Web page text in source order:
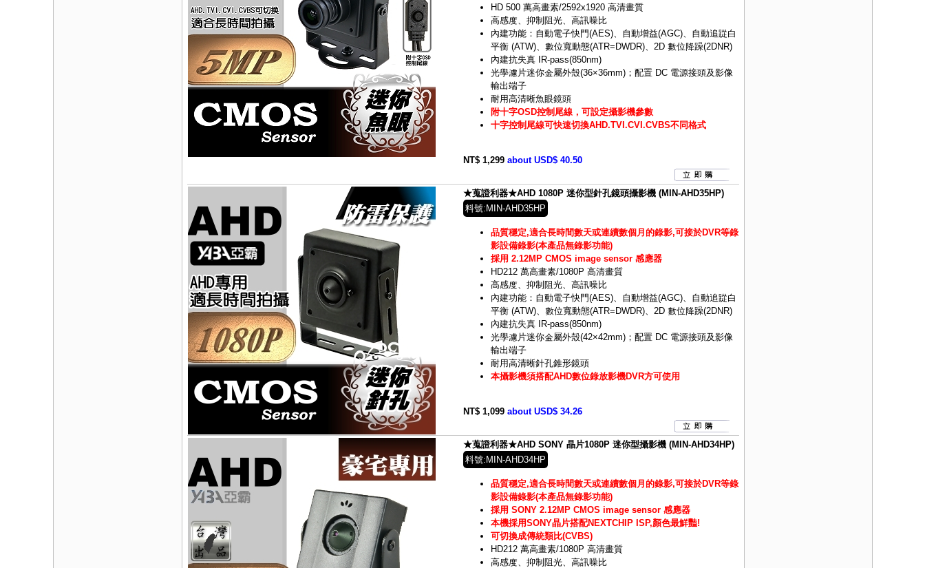
HD 500 萬高畫素/2592x1920 高清畫質
高感度、抑制阻光、高訊噪比
內建功能：自動電子快門(AES)、自動增益(AGC)、自動追踨白
平衡 (ATW)、數位寬動態(ATR=DWDR)、2D 數位降躁(2DNR)
內建抗失真 IR-pass(850nm)
光學濾片迷你金屬外殼(36×36mm)；配置 DC 電源接頭及影像
輸出端子
耐用高清晰魚眼鏡頭
附十字OSD控制尾線，可設定攝影機參數
十字控制尾線可快速切換AHD.TVI.CVI.CVBS不同格式
NT$ 1,299 about USD$ 40.50
★蒐證利器★AHD 1080P 迷你型針孔鏡頭攝影機 (MIN-AHD35HP)
料號:MIN-AHD35HP
品質穩定,適合長時間數天或連續數個月的錄影,可接於DVR等錄
影設備錄影(本產品無錄影功能)
採用 2.12MP CMOS image sensor 感應器
HD212 萬高畫素/1080P 高清畫質
高感度、抑制阻光、高訊噪比
內建功能：自動電子快門(AES)、自動增益(AGC)、自動追踨白
平衡 (ATW)、數位寬動態(ATR=DWDR)、2D 數位降躁(2DNR)
內建抗失真 IR-pass(850nm)
光學濾片迷你金屬外殼(42×42mm)；配置 DC 電源接頭及影像
輸出端子
耐用高清晰針孔錐形鏡頭
本攝影機須搭配AHD數位錄放影機DVR方可使用
NT$ 1,099 about USD$ 34.26
★蒐證利器★AHD SONY 晶片1080P 迷你型攝影機 (MIN-AHD34HP)
料號:MIN-AHD34HP
品質穩定,適合長時間數天或連續數個月的錄影,可接於DVR等錄
影設備錄影(本產品無錄影功能)
採用 SONY 2.12MP CMOS image sensor 感應器
本機採用SONY晶片搭配NEXTCHIP ISP,顏色最鮮豔!
可切換成傳統類比(CVBS)
HD212 萬高畫素/1080P 高清畫質
高感度、抑制阻光、高訊噪比